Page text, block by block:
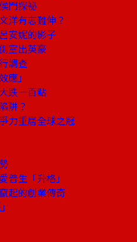
門探祕
洋有志難伸？
安妮的影子
室出英豪
調查
應」
跌一百點
阱？
力重居全球之冠
普生「升格」
起的創業傳奇